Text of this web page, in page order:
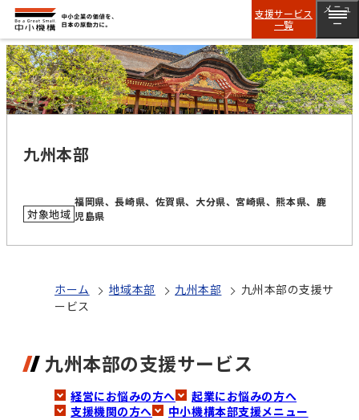
支援サービス
一覧
メニュ
ー
九州本部
対象地域
福岡県、長崎県、佐賀県、大分県、宮崎県、熊本県、鹿
児島県
ホーム 地域本部 九州本部
九州本部の支援サ
ービス
九州本部の支援サービス
経営にお悩みの方へ
起業にお悩みの方へ
支援機関の方へ
中小機構本部支援メニュー